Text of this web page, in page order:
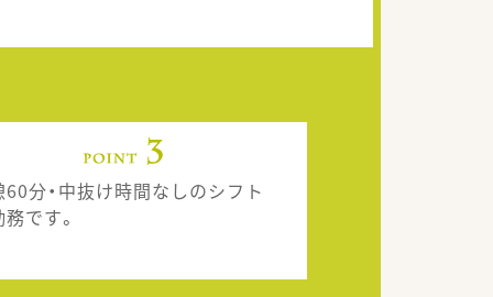
60分・中抜け時間なしのシフト
です。